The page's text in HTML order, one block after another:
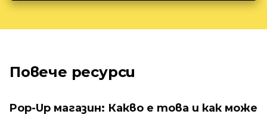
Повече ресурси
Pop-Up магазин: Какво е това и как може